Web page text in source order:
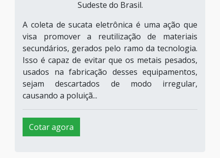
Sudeste do Brasil.
A coleta de sucata eletrônica é uma ação que
visa promover a reutilização de materiais
secundários, gerados pelo ramo da tecnologia.
Isso é capaz de evitar que os metais pesados,
usados na fabricação desses equipamentos,
sejam descartados de modo irregular,
causando a poluiçã...
Cotar agora